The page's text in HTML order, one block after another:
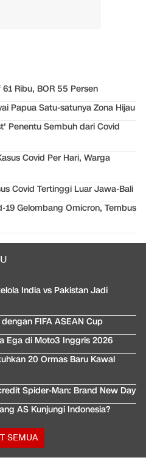
Ribu, BOR 55 Persen
Papua Satu-satunya Zona Hijau
Penentu Sembuh dari Covid
Covid Per Hari, Warga
Covid Tertinggi Luar Jawa-Bali
19 Gelombang Omicron, Tembus
India vs Pakistan Jadi
FIFA ASEAN Cup
Ega di Moto3 Inggris 2026
20 Ormas Baru Kawal
Spider-Man: Brand New Day
AS Kunjungi Indonesia?
SEMUA